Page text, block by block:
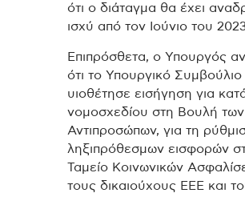
ότι ο διάταγμα θα έχει
ισχύ από τον Ιούνιο του
Επιπρόσθετα, ο Υπουργός
ότι το Υπουργικό Συμβούλιο
υιοθέτησε εισήγηση για
νομοσχεδίου στη Βουλή των
Αντιπροσώπων, για τη
ληξιπρόθεσμων εισφορών
Ταμείο Κοινωνικών
τους δικαιούχους ΕΕΕ και